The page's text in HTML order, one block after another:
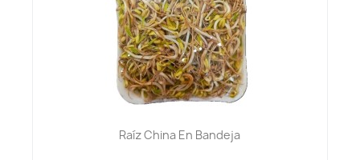
Raíz China En Bandeja